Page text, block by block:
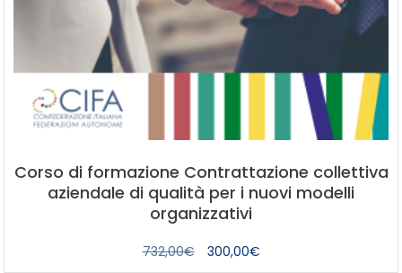
Corso di formazione Contrattazione collettiva
aziendale di qualità per i nuovi modelli
organizzativi
732,00€
Il
300,00€Il